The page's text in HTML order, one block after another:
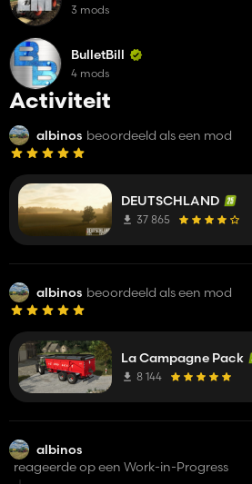
Activiteit
albinos beoordeeld als een mod
DEUTSCHLAND
37 865
albinos beoordeeld als een mod
La Campagne Pack
8 144
albinos
reageerde op een Work-in-Progress
3 mods
BulletBill
4 mods